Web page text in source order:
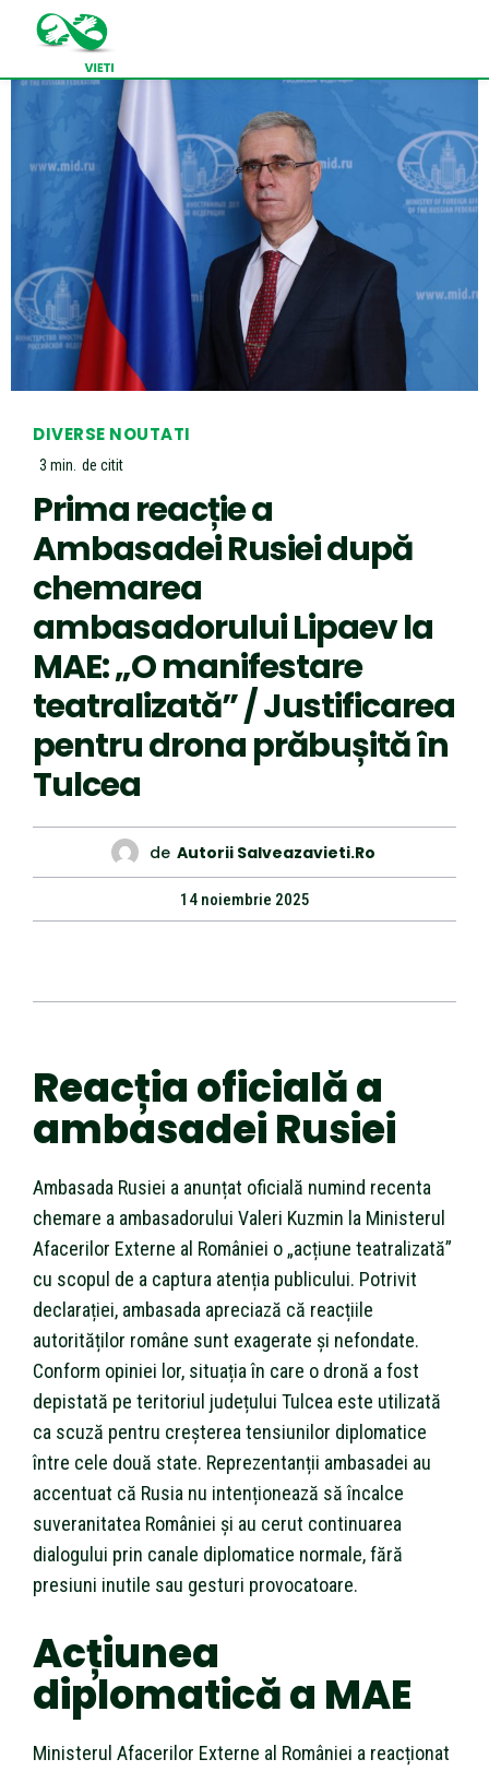
DIVERSE NOUTATI
3 min. de citit
Prima reacție a
Ambasadei Rusiei după
chemarea
ambasadorului Lipaev la
MAE: „O manifestare
teatralizată” / Justificarea
pentru drona prăbușită în
Tulcea
de Autorii Salveazavieti.ro
14 noiembrie 2025
Reacția oficială a
ambasadei Rusiei
Ambasada Rusiei a anunțat oficială numind recenta
chemare a ambasadorului Valeri Kuzmin la Ministerul
Afacerilor Externe al României o „acțiune teatralizată”
cu scopul de a captura atenția publicului. Potrivit
declarației, ambasada apreciază că reacțiile
autorităților române sunt exagerate și nefondate.
Conform opiniei lor, situația în care o dronă a fost
depistată pe teritoriul județului Tulcea este utilizată
ca scuză pentru creșterea tensiunilor diplomatice
între cele două state. Reprezentanții ambasadei au
accentuat că Rusia nu intenționează să încalce
suveranitatea României și au cerut continuarea
dialogului prin canale diplomatice normale, fără
presiuni inutile sau gesturi provocatoare.
Acțiunea
diplomatică a MAE
Ministerul Afacerilor Externe al României a reacționat